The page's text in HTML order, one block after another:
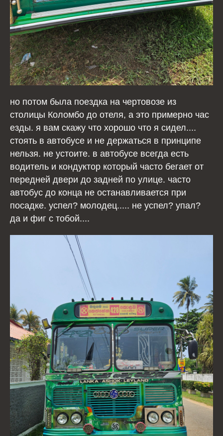
но потом была поездка на чертовозе из
столицы Коломбо до отеля, а это примерно час
езды. я вам скажу что хорошо что я сидел....
стоять в автобусе и не держаться в принципе
нельзя. не устоите. в автобусе всегда есть
водитель и кондуктор который часто бегает от
передней двери до задней по улице. часто
автобус до конца не останавливается при
посадке. успел? молодец..... не успел? упал?
да и фиг с тобой....